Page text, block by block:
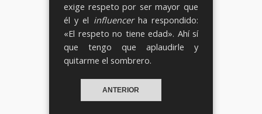
exige respeto por ser mayor que
él y el influencerha respondido:
«El respeto no tiene edad». Ahí sí
que tengo que aplaudirle y
quitarme el sombrero.
ANTERIOR